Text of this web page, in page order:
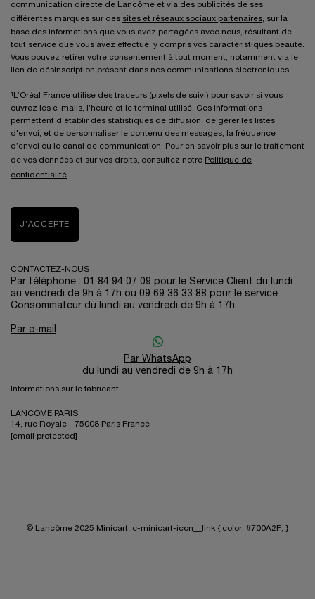
communication directe de Lancôme et via des publicités de ses
différentes marques sur des sites et réseaux sociaux partenaires , sur la
base des informations que vous avez partagées avec nous, résultant de
tout service que vous avez effectué, y compris vos caractéristiques beauté.
Vous pouvez retirer votre consentement à tout moment, notamment via le
lien de désinscription présent dans nos communications électroniques.
¹L’Oréal France utilise des traceurs (pixels de suivi) pour savoir si vous
ouvrez les e-mails, l’heure et le terminal utilisé. Ces informations
permettent d’établir des statistiques de diffusion, de gérer les listes
d'envoi, et de personnaliser le contenu des messages, la fréquence
d’envoi ou le canal de communication. Pour en savoir plus sur le traitement
de vos données et sur vos droits, consultez notre Politique de
confidentialité
J’ACCEPTE
CONTACTEZ-NOUS
Par téléphone : 01 84 94 07 09 pour le Service Client du lundi
au vendredi de 9h à 17h ou 09 69 36 33 88 pour le service
Consommateur du lundi au vendredi de 9h à 17h.
Par e-mail
Par WhatsApp
du lundi au vendredi de 9h à 17h
Informations sur le fabricant
LANCOME PARIS
14, rue Royale - 75008 Paris France
[email protected]
© Lancôme 2025 Minicart .c-minicart-icon__link { color: #700A2F; }